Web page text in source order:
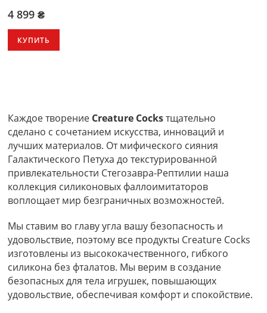
4 899 ₴
КУПИТЬ
Каждое творение Creature Cocksтщательно
сделано с сочетанием искусства, инноваций и
лучших материалов. От мифического сияния
Галактического Петуха до текстурированной
привлекательности Стегозавра-Рептилии наша
коллекция силиконовых фаллоимитаторов
воплощает мир безграничных возможностей.
Мы ставим во главу угла вашу безопасность и
удовольствие, поэтому все продукты Creature Cocks
изготовлены из высококачественного, гибкого
силикона без фталатов. Мы верим в создание
безопасных для тела игрушек, повышающих
удовольствие, обеспечивая комфорт и спокойствие.